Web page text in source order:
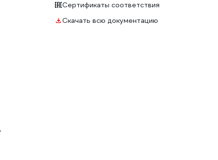
Сертификаты соответствия
Скачать всю документацию